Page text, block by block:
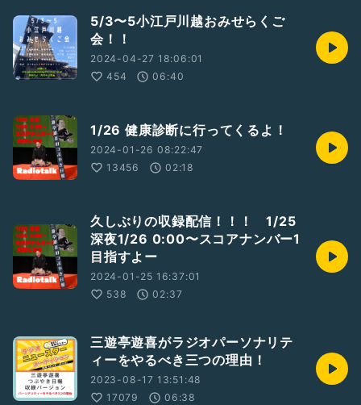
5/3〜5小江戸川越おみせらくご
会！！
2024-04-27 18:06:01
454
06:40
1/26 健康診断に行ってくるよ！
2024-01-26 08:22:47
13456
02:18
久しぶりの収録配信！！！ 1/25
深夜1/26 0:00〜スコアナンバー1
目指すよー
2024-01-25 16:37:01
538
02:37
三遊亭遊喜がラジオパーソナリテ
ィーをやるべき三つの理由！
2023-08-17 13:51:48
17079
06:38